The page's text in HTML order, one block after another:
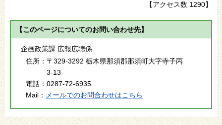
【アクセス数 1290】
【このページについてのお問い合わせ先】
企画政策課 広報広聴係
住所： 〒329-3292 栃木県那須郡那須町大字寺子丙
3-13
電話： 0287-72-6935
Mail： メールでのお問合わせはこちら